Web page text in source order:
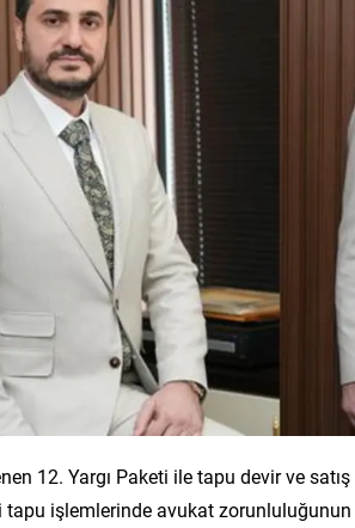
12. Yargı Paketi ile tapu devir ve
işlemlerinde avukat